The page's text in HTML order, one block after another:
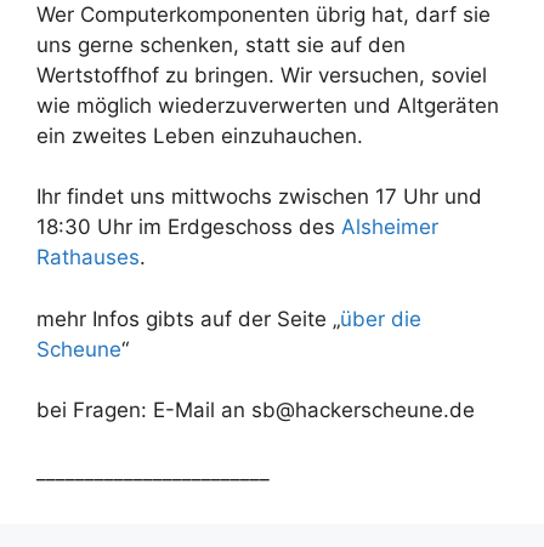
Wer Computerkomponenten übrig hat, darf sie
uns gerne schenken, statt sie auf den
Wertstoffhof zu bringen. Wir versuchen, soviel
wie möglich wiederzuverwerten und Altgeräten
ein zweites Leben einzuhauchen.
Ihr findet uns mittwochs zwischen 17 Uhr und
18:30 Uhr im Erdgeschoss des Alsheimer
Rathauses.
mehr Infos gibts auf der Seite „über die
Scheune“
bei Fragen: E-Mail an sb@hackerscheune.de